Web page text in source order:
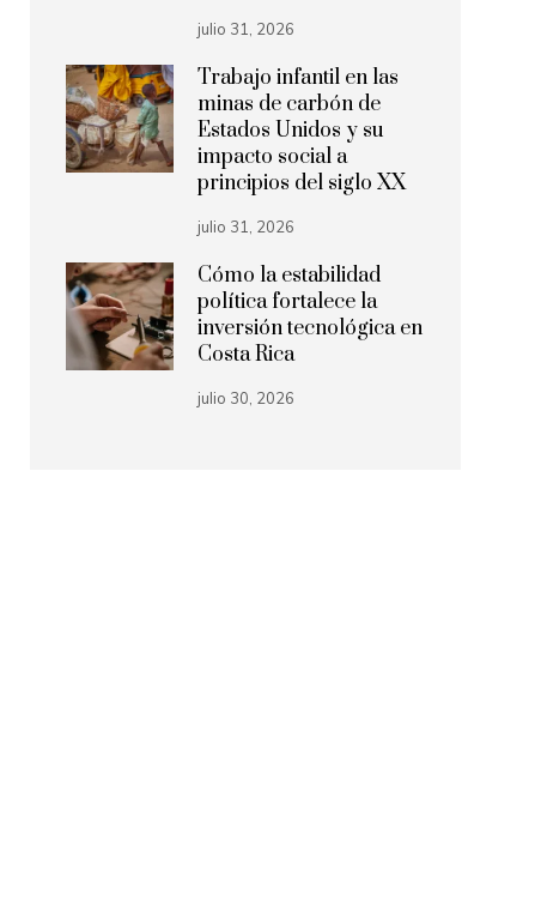
julio 31, 2026
Trabajo infantil en las
minas de carbón de
Estados Unidos y su
impacto social a
principios del siglo XX
julio 31, 2026
Cómo la estabilidad
política fortalece la
inversión tecnológica en
Costa Rica
julio 30, 2026